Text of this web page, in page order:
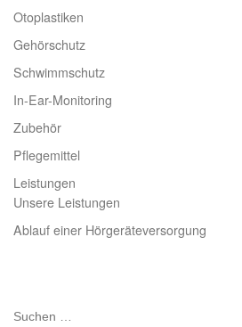
Otoplastiken
Gehörschutz
Schwimmschutz
In-Ear-Monitoring
Zubehör
Pflegemittel
Leistungen
Unsere Leistungen
Ablauf einer Hörgeräteversorgung
SUCHE